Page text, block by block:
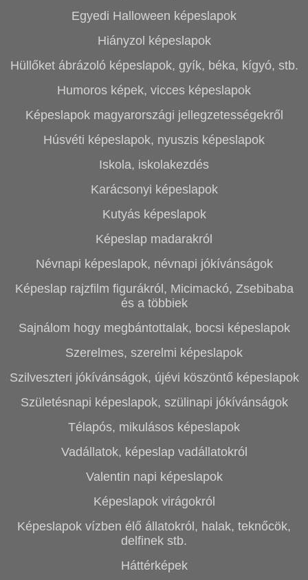
Egyedi Halloween képeslapok
Hiányzol képeslapok
Hüllőket ábrázoló képeslapok, gyík, béka, kígyó, stb.
Humoros képek, vicces képeslapok
Képeslapok magyarországi jellegzetességekről
Húsvéti képeslapok, nyuszis képeslapok
Iskola, iskolakezdés
Karácsonyi képeslapok
Kutyás képeslapok
Képeslap madarakról
Névnapi képeslapok, névnapi jókívánságok
Képeslap rajzfilm figurákról, Micimackó, Zsebibaba
és a többiek
Sajnálom hogy megbántottalak, bocsi képeslapok
Szerelmes, szerelmi képeslapok
Szilveszteri jókívánságok, újévi köszöntő képeslapok
Születésnapi képeslapok, szülinapi jókívánságok
Télapós, mikulásos képeslapok
Vadállatok, képeslap vadállatokról
Valentin napi képeslapok
Képeslapok virágokról
Képeslapok vízben élő állatokról, halak, teknőcök,
delfinek stb.
Háttérképek